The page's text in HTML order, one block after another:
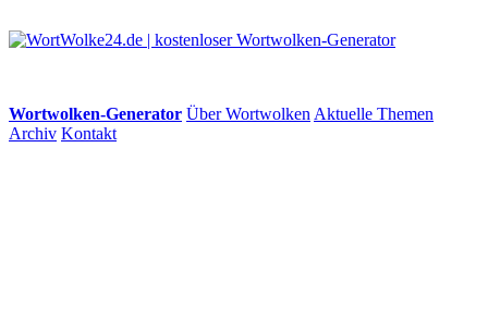
Wortwolken-Generator Über Wortwolken Aktuelle Themen
Archiv Kontakt